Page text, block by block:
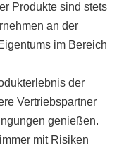
Produkte sind stets
an der
im Bereich
der
Vertriebspartner
genießen.
mit Risiken